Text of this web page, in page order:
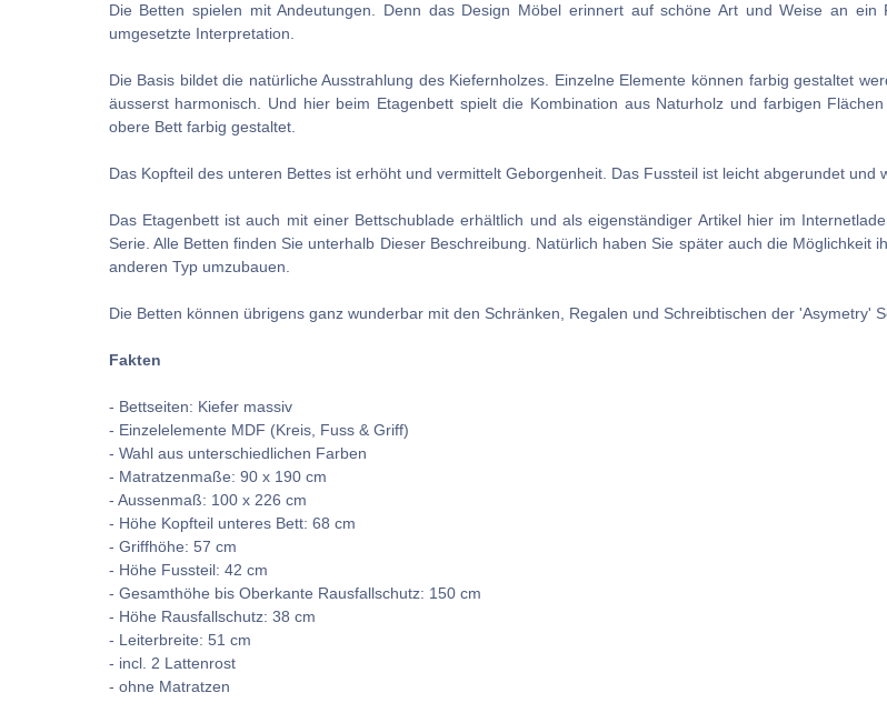
Die Betten spielen mit Andeutungen. Denn das Design Möbel erinnert auf schöne Art und Weise an
umgesetzte Interpretation.
Die Basis bildet die natürliche Ausstrahlung des Kiefernholzes. Einzelne Elemente können farbig gestaltet
äusserst harmonisch. Und hier beim Etagenbett spielt die Kombination aus Naturholz und farbigen
obere Bett farbig gestaltet.
Das Kopfteil des unteren Bettes ist erhöht und vermittelt Geborgenheit. Das Fussteil ist leicht abgerundet und
Das Etagenbett ist auch mit einer Bettschublade erhältlich und als eigenständiger Artikel hier im
Serie. Alle Betten finden Sie unterhalb Dieser Beschreibung. Natürlich haben Sie später auch die
anderen Typ umzubauen.
Die Betten können übrigens ganz wunderbar mit den Schränken, Regalen und Schreibtischen der 'Asymetry'
Fakten
- Bettseiten: Kiefer massiv
- Einzelelemente MDF (Kreis, Fuss & Griff)
- Wahl aus unterschiedlichen Farben
- Matratzenmaße: 90 x 190 cm
- Aussenmaß: 100 x 226 cm
- Höhe Kopfteil unteres Bett: 68 cm
- Griffhöhe: 57 cm
- Höhe Fussteil: 42 cm
- Gesamthöhe bis Oberkante Rausfallschutz: 150 cm
- Höhe Rausfallschutz: 38 cm
- Leiterbreite: 51 cm
- incl. 2 Lattenrost
- ohne Matratzen